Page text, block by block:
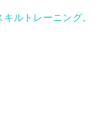
ルトレーニング。